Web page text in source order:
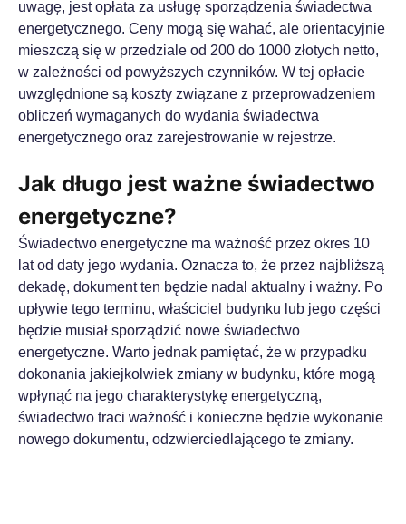
uwagę, jest opłata za usługę sporządzenia świadectwa
energetycznego. Ceny mogą się wahać, ale orientacyjnie
mieszczą się w przedziale od 200 do 1000 złotych netto,
w zależności od powyższych czynników. W tej opłacie
uwzględnione są koszty związane z przeprowadzeniem
obliczeń wymaganych do wydania świadectwa
energetycznego oraz zarejestrowanie w rejestrze.
Jak długo jest ważne świadectwo
energetyczne?
Świadectwo energetyczne ma ważność przez okres 10
lat od daty jego wydania. Oznacza to, że przez najbliższą
dekadę, dokument ten będzie nadal aktualny i ważny. Po
upływie tego terminu, właściciel budynku lub jego części
będzie musiał sporządzić nowe świadectwo
energetyczne. Warto jednak pamiętać, że w przypadku
dokonania jakiejkolwiek zmiany w budynku, które mogą
wpłynąć na jego charakterystykę energetyczną,
świadectwo traci ważność i konieczne będzie wykonanie
nowego dokumentu, odzwierciedlającego te zmiany.